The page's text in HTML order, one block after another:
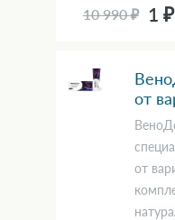
10 990 ₽ 1 ₽
от
от